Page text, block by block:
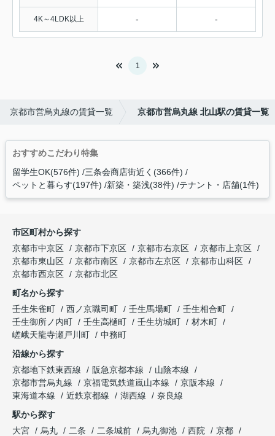
4K～4LDK以上 - -
1
京都市営烏丸線の賃貸一覧 京都市営烏丸線 北山駅の賃貸一覧
おすすめこだわり特集
留学生OK(576件) 三条会商店街近く(366件)
ペットと暮らす(197件) 新築・築浅(38件) テナント・店舗(1件)
市区町村から探す
京都市中京区
京都市下京区 京都市右京区
京都市上京区
京都市東山区
京都市南区 京都市左京区
京都市山科区
京都市西京区
京都市北区
町名から探す
壬生朱雀町
西ノ京職司町 壬生馬場町
壬生相合町
壬生御所ノ内町
壬生高樋町 壬生坊城町
材木町
嵯峨天龍寺瀬戸川町
中務町
沿線から探す
京都地下鉄東西線
阪急京都本線
山陰本線
京都市営烏丸線
京福電気鉄道嵐山本線
京阪本線
東海道本線
近鉄京都線 湖西線
奈良線
駅から探す
大宮
烏丸 二条 二条城前 烏丸御池 西院
京都